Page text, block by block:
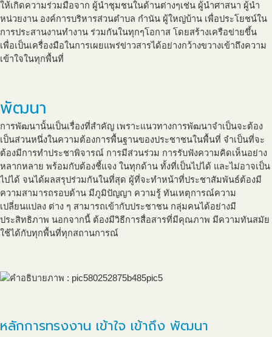
ให้เกิดความร่วมมือจาก ผู้นำชุมชนในด้านต่างๆเช่น ผู้นำศาสนา ผู้นำ
หน่วยงาน องค์การบริหารส่วนตำบล กำนัน ผู้ใหญ่บ้าน เพื่อประโยชน์ใน
การประสานงานทำงาน ร่วมกันในทุกๆโอกาส โดยสร้างเครือข่ายขึ้น
เพื่อเป็นเครื่องมือในการเผยแพร่ข่าวสารได้อย่างกว้างขวางเข้าถึงความ
เข้าใจในทุกพื้นที่
พัฒนา
การพัฒนานั้นเป็นเรื่องที่สำคัญ เพราะแนวทางการพัฒนาจำเป็นจะต้อง
เป็นส่วนหนึ่งในความต้องการพื้นฐานของประชาชนในพื้นที่ จำเป็นที่จะ
ต้องมีการทำประชาพิจารณ์ การมีส่วนร่วม การรับฟังความคิดเห็นอย่าง
หลากหลาย พร้อมกับต้องชี้แจง ในทุกด้าน ทั้งที่เป็นไปได้ และไม่อาจเป็น
ไปได้ จนได้ผลสรุปร่วมกันในที่สุด ผู้ที่จะทำหน้าที่ประชาสัมพันธ์ต้องมี
ความสามารถรอบด้าน มีภูมิปัญญา ความรู้ ทันเหตุการณ์ความ
เปลี่ยนแปลง ต่าง ๆ สามารถเข้ากับประชาชน กลุ่มคนได้อย่างมี
ประสิทธิภาพ นอกจากนี้ ต้องมีวิธีการสื่อสารที่มีคุณภาพ มีความทันสมัย
ใช้ได้กับทุกพื้นที่ทุกสถานการณ์
หลักการทรงงาน เข้าใจ เข้าถึง พัฒนา